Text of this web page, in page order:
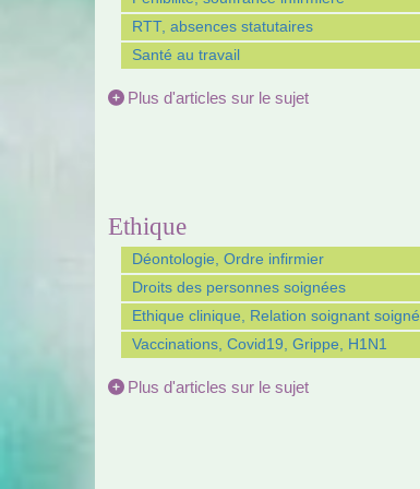
RTT, absences statutaires
Santé au travail
Plus d'articles sur le sujet
Ethique
Déontologie, Ordre infirmier
Droits des personnes soignées
Ethique clinique, Relation soignant soigné
Vaccinations, Covid19, Grippe, H1N1
Plus d'articles sur le sujet